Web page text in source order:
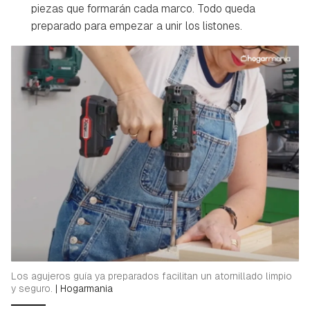
piezas que formarán cada marco. Todo queda
preparado para empezar a unir los listones.
Los agujeros guía ya preparados facilitan un atornillado limpio
y seguro. | Hogarmania